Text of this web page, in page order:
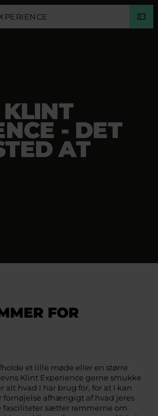
- DET
AT
FOR
et lille møde eller en større
Klint Experience gerne smukke
alt hvad I har brug for, for at I kan
fornøjelse afhængigt af hvad jeres
fasciliteter sætter rammerne om